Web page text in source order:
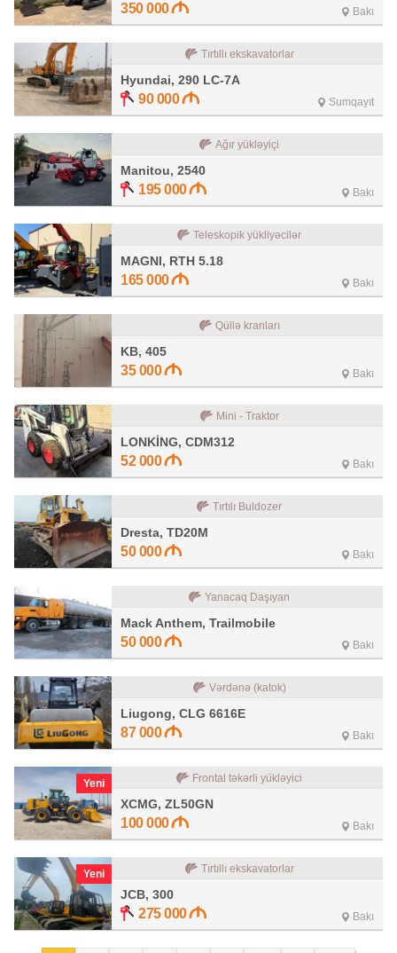
350 000 Bakı
Tırtıllı ekskavatorlar
Hyundai, 290 LC-7A
90 000 Sumqayıt
Ağır yükləyiçi
Manitou, 2540
195 000 Bakı
Teleskopik yükliyəcilər
MAGNI, RTH 5.18
165 000 Bakı
Qüllə kranları
KB, 405
35 000 Bakı
Mini - Traktor
LONKİNG, CDM312
52 000 Bakı
Tırtılı Buldozer
Dresta, TD20M
50 000 Bakı
Yanacaq Daşıyan
Mack Anthem, Trailmobile
50 000 Bakı
Vərdənə (katok)
Liugong, CLG 6616E
87 000 Bakı
Yeni Frontal təkərli yükləyici
XCMG, ZL50GN
100 000 Bakı
Yeni Tırtıllı ekskavatorlar
JCB, 300
275 000 Bakı